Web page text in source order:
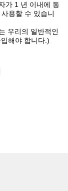
가 1 년 이내에 동
용할 수 있습니
우리의 일반적인
해야 합니다.)